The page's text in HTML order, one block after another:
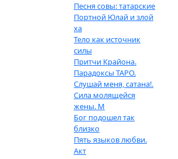
Песня совы: татарские
Портной Юлай и злой
ха
Тело как источник
силы
Притчи Крайона.
Парадоксы ТАРО.
Слушай меня, сатана!.
Сила молящейся
жены. М
Бог подошел так
близко
Пять языков любви.
Акт